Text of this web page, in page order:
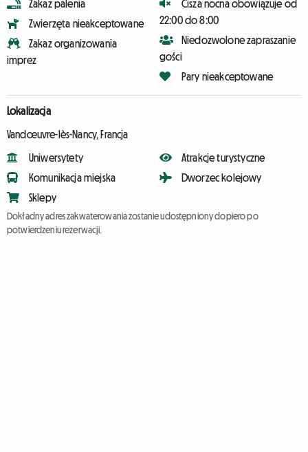
Zakaz palenia
Zwierzęta nieakceptowane
Zakaz organizowania
imprez
Cisza nocna obowiązuje od
22:00 do 8:00
Niedozwolone zapraszanie
gości
Pary nieakceptowane
Lokalizacja
Vandœuvre-lès-Nancy, Francja
Uniwersytety
Komunikacja miejska
Sklepy
Atrakcje turystyczne
Dworzec kolejowy
Dokładny adres zakwaterowania zostanie udostępniony dopiero po
potwierdzeniu rezerwacji.